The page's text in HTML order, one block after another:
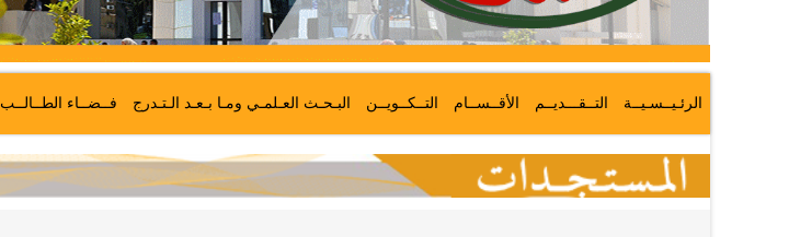
الرئـيــسـيــة التــقـــديــم الأقــســام التــكــويــن البـحـث العـلمـي ومـا بـعـد الـتـدرج فــضــاء الطــالــب